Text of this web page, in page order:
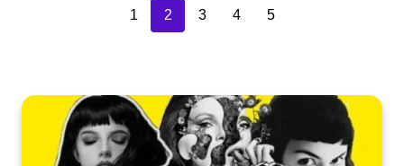
1 2 3 4 5